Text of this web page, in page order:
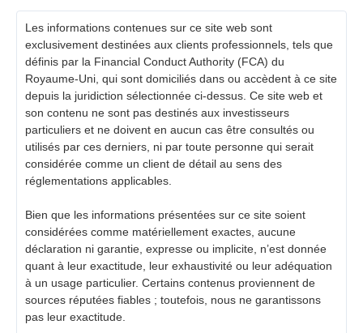
Les informations contenues sur ce site web sont
exclusivement destinées aux clients professionnels, tels que
définis par la Financial Conduct Authority (FCA) du
Royaume-Uni, qui sont domiciliés dans ou accèdent à ce site
depuis la juridiction sélectionnée ci-dessus. Ce site web et
son contenu ne sont pas destinés aux investisseurs
particuliers et ne doivent en aucun cas être consultés ou
utilisés par ces derniers, ni par toute personne qui serait
considérée comme un client de détail au sens des
réglementations applicables.
Bien que les informations présentées sur ce site soient
considérées comme matériellement exactes, aucune
déclaration ni garantie, expresse ou implicite, n’est donnée
quant à leur exactitude, leur exhaustivité ou leur adéquation
à un usage particulier. Certains contenus proviennent de
sources réputées fiables ; toutefois, nous ne garantissons
pas leur exactitude.